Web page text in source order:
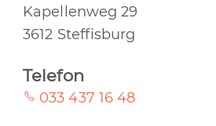
Kapellenweg 29
3612 Steffisburg
Telefon
033 437 16 48